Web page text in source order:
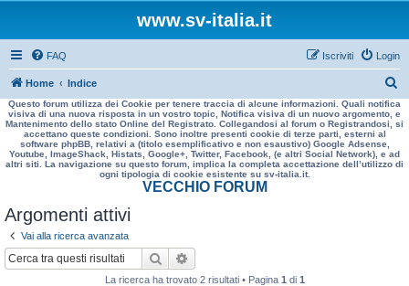
www.sv-italia.it
FAQ Login
Iscriviti
Home Indice
e
r
a
Questo forum utilizza dei Cookie per tenere traccia di alcune informazioni. Quali notifica
visiva di una nuova risposta in un vostro topic, Notifica visiva di un nuovo argomento, e
Mantenimento dello stato Online del Registrato. Collegandosi al forum o Registrandosi, si
accettano queste condizioni. Sono inoltre presenti cookie di terze parti, esterni al
software phpBB, relativi a (titolo esemplificativo e non esaustivo) Google Adsense,
Youtube, ImageShack, Histats, Google+, Twitter, Facebook, (e altri Social Network), e ad
altri siti. La navigazione su questo forum, implica la completa accettazione dell’utilizzo di
ogni tipologia di cookie esistente su sv-italia.it.
VECCHIO FORUM
Argomenti attivi
Vai alla ricerca avanzata
Cerca
La ricerca ha trovato 2 risultati • Pagina 1 di 1